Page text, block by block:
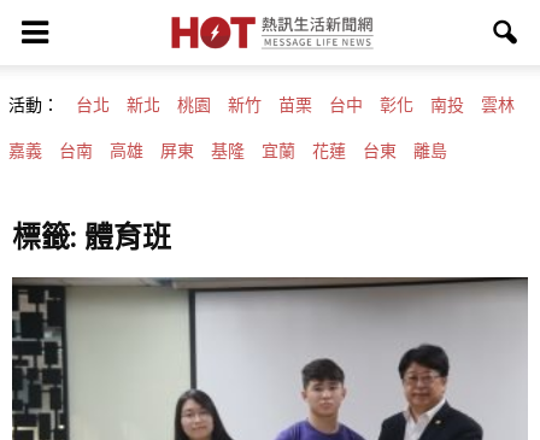
活動： 台北 新北 桃園 新竹 苗栗 台中 彰化 南投 雲林
嘉義 台南 高雄 屏東 基隆 宜蘭 花蓮 台東 離島
標籤: 體育班